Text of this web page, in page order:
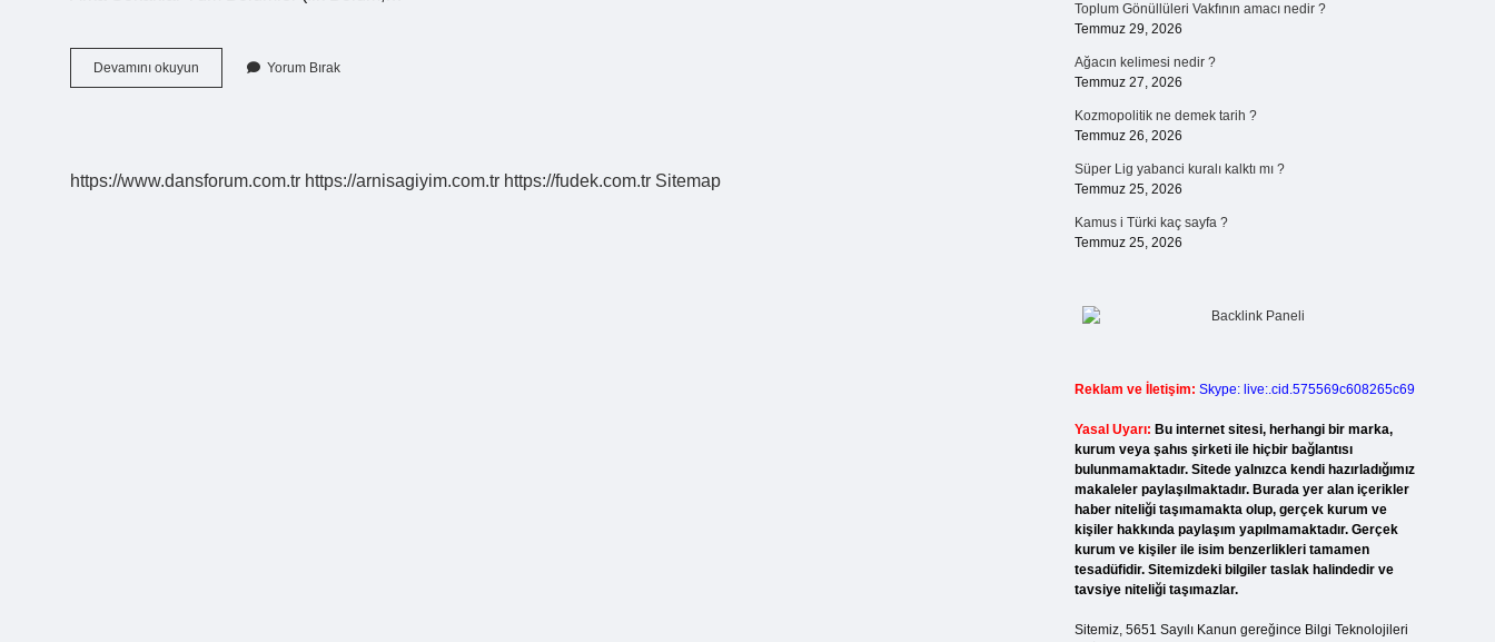
Devamını okuyun
Sokaklar
Yorum Bırak
https://www.dansforum.com.tr https://arnisagiyim.com.tr https://fudek.com.tr Sitemap
Toplum Gönüllüleri Vakfının amacı nedir ?
Temmuz 29, 2026
Ağacın kelimesi nedir ?
Temmuz 27, 2026
Kozmopolitik ne demek tarih ?
Temmuz 26, 2026
Süper Lig yabanci kuralı kalktı mı ?
Temmuz 25, 2026
Kamus i Türki kaç sayfa ?
Temmuz 25, 2026
Reklam ve İletişim: Skype: live:.cid.575569c608265c69
Yasal Uyarı: Bu internet sitesi, herhangi bir marka,
kurum veya şahıs şirketi ile hiçbir bağlantısı
bulunmamaktadır. Sitede yalnızca kendi hazırladığımız
makaleler paylaşılmaktadır. Burada yer alan içerikler
haber niteliği taşımamakta olup, gerçek kurum ve
kişiler hakkında paylaşım yapılmamaktadır. Gerçek
kurum ve kişiler ile isim benzerlikleri tamamen
tesadüfidir. Sitemizdeki bilgiler taslak halindedir ve
tavsiye niteliği taşımazlar.
Sitemiz, 5651 Sayılı Kanun gereğince Bilgi Teknolojileri